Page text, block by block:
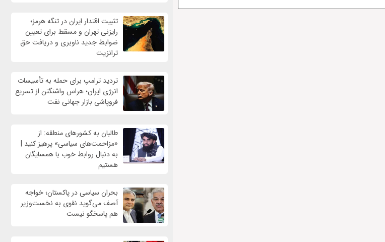
تثبیت اقتدار ایران در تنگه هرمز؛
رایزنی تهران و مسقط برای تعیین
ضوابط جدید ناوبری و دریافت حق
ترانزیت
تردید ترامپ برای حمله به تأسیسات
انرژی ایران؛ هراس واشنگتن از تسریع
فروپاشی بازار جهانی نفت
طالبان به کشورهای منطقه: از
«مزاحمت‌های سیاسی» پرهیز کنید |
به دنبال روابط خوب با همسایگان
هستیم
بحران سیاسی در پاکستان؛ خواجه
آصف می‌گوید نقوی به نخست‌وزیر
هم پاسخگو نیست